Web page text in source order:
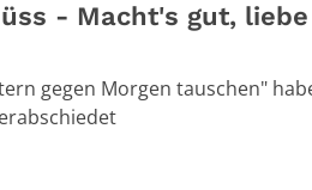
- Macht's gut,
gegen Morgen tauschen"